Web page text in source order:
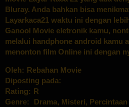
Bluray. Anda bahkan bisa
Layarkaca21 waktu ini dengan
Ganool Movie eletronik kamu,
melalui handphone android kamu
menonton film Online ini dengan
Oleh: Rebahan Movie
Diposting pada:
Rating: R
Genre:
Drama, Misteri, Percintaan